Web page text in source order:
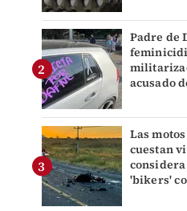
Padre de
acusado
Las
cuestan
'bikers'